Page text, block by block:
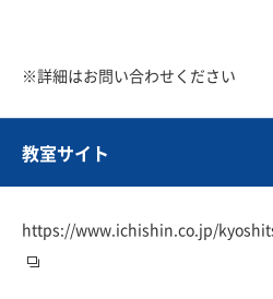
※詳細はお問い合わせください
教室サイト
https://www.ichishin.co.jp/